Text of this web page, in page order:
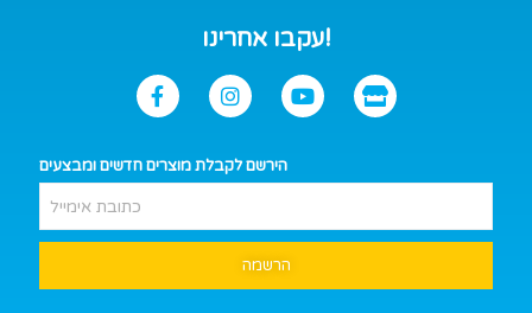
עקבו אחרינו!
הירשם לקבלת מוצרים חדשים ומבצעים
הרשמה